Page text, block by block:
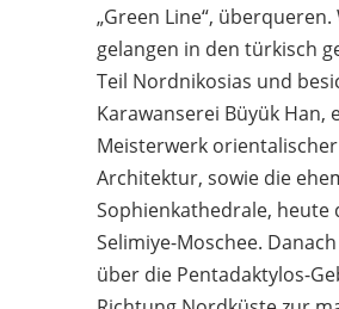
„Green Line“, überqueren.
gelangen in den türkisch
Teil Nordnikosias und
Karawanserei Büyük Han,
Meisterwerk orientalischer
Architektur, sowie die
Sophienkathedrale, heute
Selimiye-Moschee.
über die Pentadaktylos-